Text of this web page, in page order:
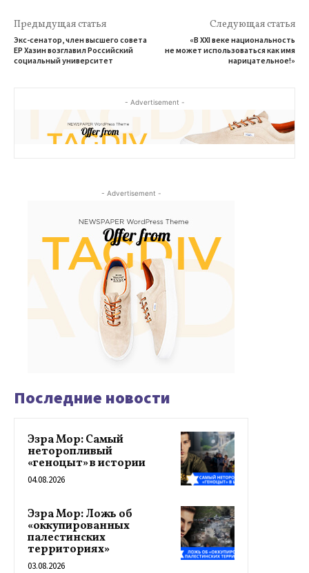
Предыдущая статья
Экс-сенатор, член высшего совета
ЕР Хазин возглавил Российский
социальный университет
Следующая статья
«В XXI веке национальность
не может использоваться как имя
нарицательное!»
- Advertisement -
- Advertisement -
Последние новости
Эзра Мор: Самый
неторопливый
«геноцыт» в истории
04.08.2026
Эзра Мор: Ложь об
«оккупированных
палестинских
территориях»
03.08.2026